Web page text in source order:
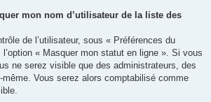
mon nom d’utilisateur de la liste des
de l’utilisateur, sous « Préférences du
« Masquer mon statut en ligne ». Si vous
ne serez visible que des administrateurs, des
même. Vous serez alors comptabilisé comme